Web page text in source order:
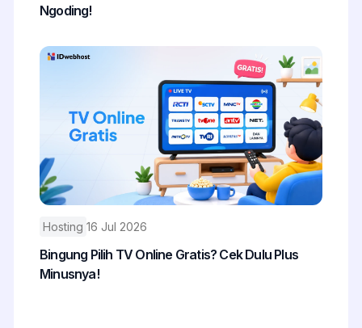
Ngoding!
Hosting 16 Jul 2026
Bingung Pilih TV Online Gratis? Cek Dulu Plus
Minusnya!